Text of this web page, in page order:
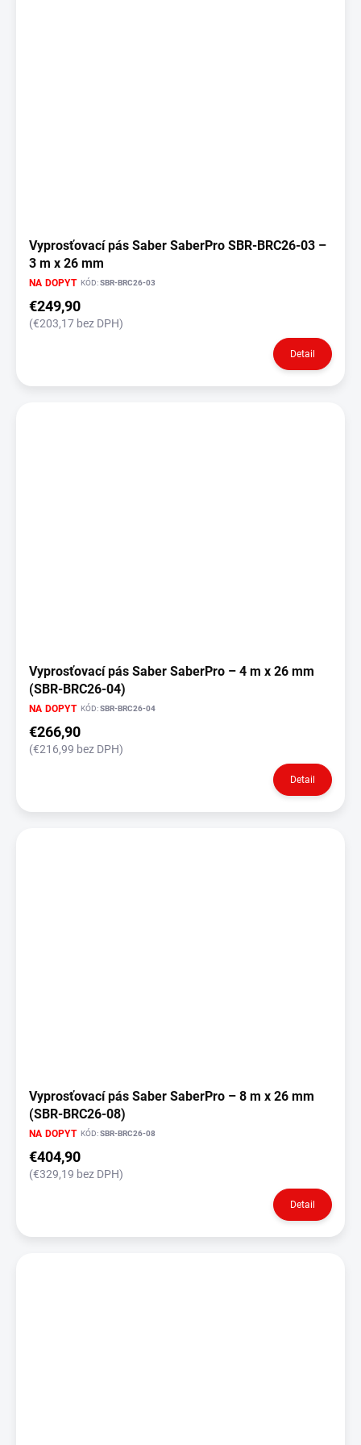
Vyprosťovací pás Saber SaberPro SBR-BRC26-03 –
3 m x 26 mm
NA DOPYT KÓD:SBR-BRC26-03
€249,90
(€203,17 bez DPH)
Detail
Vyprosťovací pás Saber SaberPro – 4 m x 26 mm
(SBR-BRC26-04)
NA DOPYT KÓD:SBR-BRC26-04
€266,90
(€216,99 bez DPH)
Detail
Vyprosťovací pás Saber SaberPro – 8 m x 26 mm
(SBR-BRC26-08)
NA DOPYT KÓD:SBR-BRC26-08
€404,90
(€329,19 bez DPH)
Detail